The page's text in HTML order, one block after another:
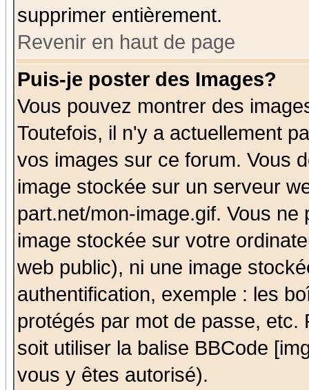
supprimer entièrement.
Revenir en haut de page
Puis-je poster des Images?
Vous pouvez montrer des
Toutefois, il n'y a actuellement
vos images sur ce forum. Vous
image stockée sur un serveur
part.net/mon-image.gif. Vous
image stockée sur votre
web public), ni une image
authentification, exemple : les
protégés par mot de passe,
soit utiliser la balise BBCode
vous y êtes autorisé).